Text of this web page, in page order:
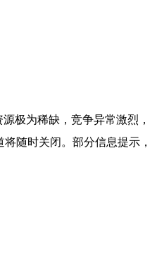
极为稀缺，竞争异常激烈，
随时关闭。部分信息提示，